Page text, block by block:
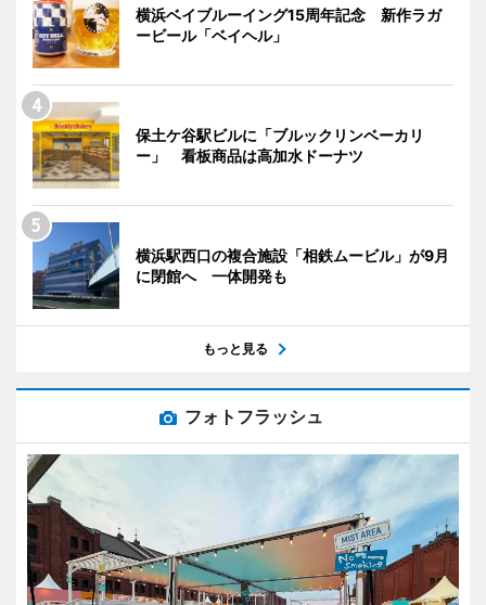
横浜ベイブルーイング15周年記念 新作ラガ
ービール「ベイヘル」
保土ケ谷駅ビルに「ブルックリンベーカリ
ー」 看板商品は高加水ドーナツ
横浜駅西口の複合施設「相鉄ムービル」が9月
に閉館へ 一体開発も
もっと見る
フォトフラッシュ